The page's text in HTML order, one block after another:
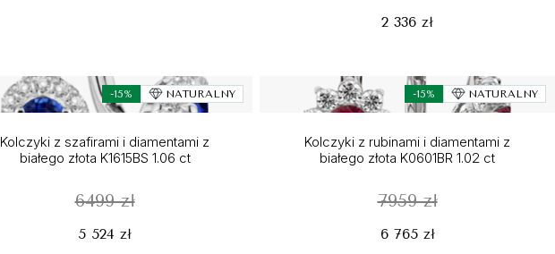
2 336 zł
-15% NATURALNY
Kolczyki z szafirami i diamentami z
białego złota K1615BS 1.06 ct
6499 zł
5 524 zł
-15% NATURALNY
Kolczyki z rubinami i diamentami z
białego złota K0601BR 1.02 ct
7959 zł
6 765 zł